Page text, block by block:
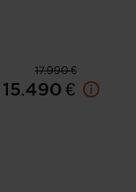
17.990 €
15.490 €